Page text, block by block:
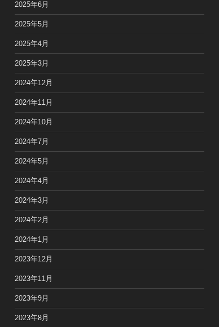
2025年6月
2025年5月
2025年4月
2025年3月
2024年12月
2024年11月
2024年10月
2024年7月
2024年5月
2024年4月
2024年3月
2024年2月
2024年1月
2023年12月
2023年11月
2023年9月
2023年8月